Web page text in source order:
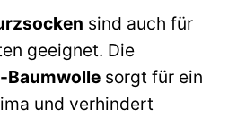
sind auch für
geeignet. Die
Baumwolle sorgt für ein
und verhindert